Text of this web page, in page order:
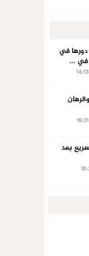
في
في ...
بعد